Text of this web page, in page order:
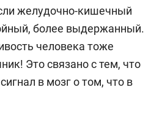
по приглашению КГМА
предложил уникальный
болезни: в желчный
бутиловым эфиром (МТБЭ),
После полного
выписывают. Способ был
желудочно-кишечный
более выдержанный.
человека тоже
Это связано с тем, что
в мозг о том, что в